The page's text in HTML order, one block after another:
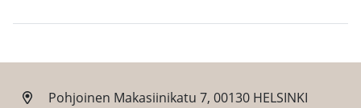
Pohjoinen Makasiinikatu 7, 00130 HELSINKI